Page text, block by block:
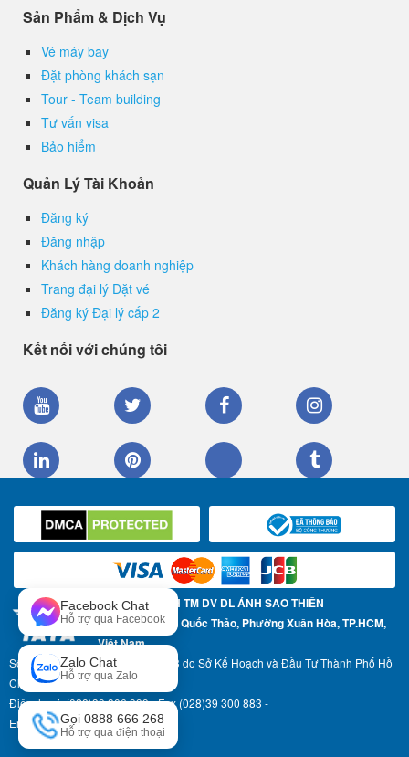
Sản Phẩm & Dịch Vụ
Vé máy bay
Đặt phòng khách sạn
Tour - Team building
Tư vấn visa
Bảo hiểm
Quản Lý Tài Khoản
Đăng ký
Đăng nhập
Khách hàng doanh nghiệp
Trang đại lý Đặt vé
Đăng ký Đại lý cấp 2
Kết nối với chúng tôi
CÔNG TY TNHH TM DV DL ÁNH SAO THIÊN
Địa chỉ: 57 Trần Quốc Thảo, Phường Xuân Hòa, TP.HCM,
Việt Nam
Số Giấy phép ĐKKD: 0304967783 do Sở Kế Hoạch và Đầu Tư Thành Phố Hồ
Chí Minh cấp ngày 17-05-2007
Điện thoại: (028)39 306 999 - Fax (028)39 300 883 -
Email: info@asttravel.com.vn
Facebook Chat
Hỗ trợ qua Facebook
Zalo Chat
Hỗ trợ qua Zalo
Gọi 0888 666 268
Hỗ trợ qua điện thoại